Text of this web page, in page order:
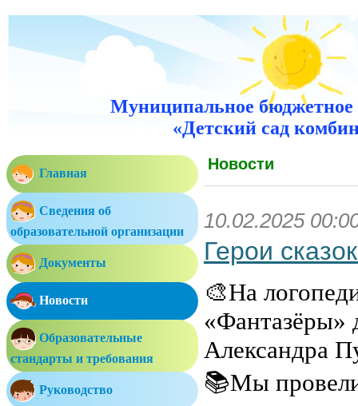
Муниципальное бюджетное
«Детский сад
Главная
Сведения об
образовательной организации
Документы
Новости
Образовательные
стандарты и требования
Руководство
Новости
10.02.2025
Герои
🎨На
«Фантазёры»
Александра
📚Мы провели